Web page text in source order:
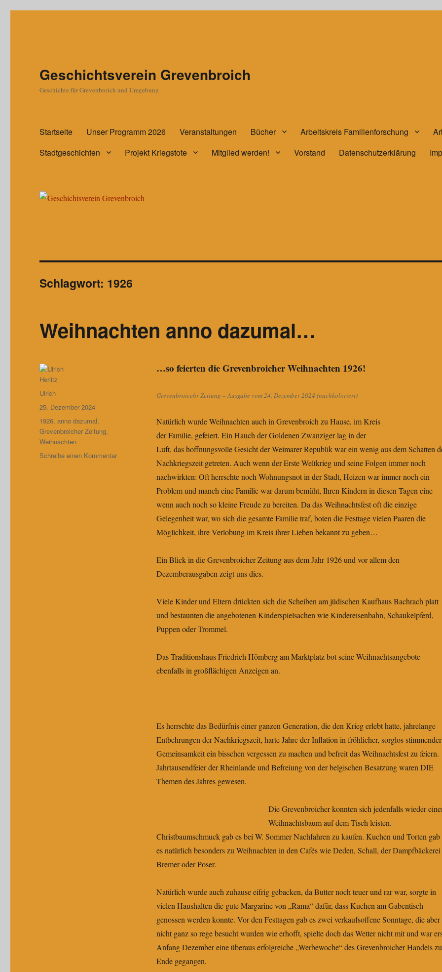
Geschichtsverein Grevenbroich
Geschichte für Grevenbroich und Umgebung
Startseite Unser Programm 2026 Veranstaltungen Bücher Arbeitskreis Familienforschung
Stadtgeschichten
Projekt Kriegstote Mitglied werden! Vorstand Datenschutzerklärung
Schlagwort: 1926
Weihnachten anno dazumal…
…so feierten die Grevenbroicher Weihnachten 1926!
Grevenbroicehr Zeitung – Ausgabe vom 24. Dezember 2024 (nachkoloriert)
Natürlich wurde Weihnachten auch in Grevenbroich zu Hause, im Kreis
der Familie, gefeiert. Ein Hauch der Goldenen Zwanziger lag in der
Luft, das hoffnungsvolle Gesicht der Weimarer Republik war ein wenig aus dem Schatten
Nachkriegszeit getreten. Auch wenn der Erste Weltkrieg und seine Folgen immer noch
nachwirkten: Oft herrschte noch Wohnungsnot in der Stadt, Heizen war immer noch ein
Problem und manch eine Familie war darum bemüht, Ihren Kindern in diesen Tagen eine
wenn auch noch so kleine Freude zu bereiten. Da das Weihnachtsfest oft die einzige
Gelegenheit war, wo sich die gesamte Familie traf, boten die Festtage vielen Paaren die
Möglichkeit, ihre Verlobung im Kreis ihrer Lieben bekannt zu geben…
Ein Blick in die Grevenbroicher Zeitung aus dem Jahr 1926 und vor allem den
Dezemberausgaben zeigt uns dies.
Viele Kinder und Eltern drückten sich die Scheiben am jüdischen Kaufhaus Bachrach platt
und bestaunten die angebotenen Kinderspielsachen wie Kindereisenbahn, Schaukelpferd,
Puppen oder Trommel.
Das Traditionshaus Friedrich Hömberg am Marktplatz bot seine Weihnachtsangebote
ebenfalls in großflächigen Anzeigen an.
Es herrschte das Bedürfnis einer ganzen Generation, die den Krieg erlebt hatte, jahrelange
Entbehrungen der Nachkriegszeit, harte Jahre der Inflation in fröhlicher, sorglos stimmender
Gemeinsamkeit ein bisschen vergessen zu machen und befreit das Weihnachtsfest zu feiern.
Jahrtausendfeier der Rheinlande und Befreiung von der belgischen Besatzung waren DIE
Themen des Jahres gewesen.
Die Grevenbroicher konnten sich jedenfalls wieder
Weihnachtsbaum auf dem Tisch leisten.
Christbaumschmuck gab es bei W. Sommer Nachfahren zu kaufen. Kuchen und Torten gab
es natürlich besonders zu Weihnachten in den Cafés wie Deden, Schall, der Dampfbäckerei
Bremer oder Poser.
Natürlich wurde auch zuhause eifrig gebacken, da Butter noch teuer und rar war, sorgte in
vielen Haushalten die gute Margarine von „Rama“ dafür, dass Kuchen am Gabentisch
genossen werden konnte. Vor den Festtagen gab es zwei verkaufsoffene Sonntage, die aber
nicht ganz so rege besucht wurden wie erhofft, spielte doch das Wetter nicht mit und war
Anfang Dezember eine überaus erfolgreiche „Werbewoche“ des Grevenbroicher Handels zu
Ende gegangen.
Autor
Ulrich
Veröffentlicht
am
25. Dezember 2024
Schlagwörter
1926,anno dazumal,
Grevenbroicher Zeitung,
Weihnachten
Schreibe einen Kommentarzu